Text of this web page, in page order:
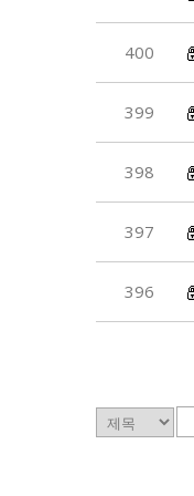
400
399
398
397
396